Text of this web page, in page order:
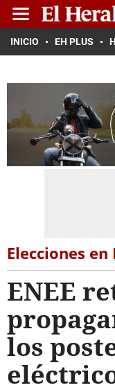
INICIO EH PLUS
Elecciones
ENEE
los